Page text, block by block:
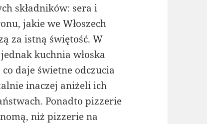
składników: sera i
jakie we Włoszech
za istną świętość. W
kuchnia włoska
daje świetne odczucia
inaczej aniżeli ich
Ponadto pizzerie
niż pizzerie na